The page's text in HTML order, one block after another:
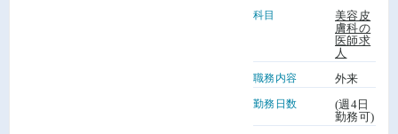
科目
美容皮
膚科の
医師求
人
職務内容 外来
勤務日数
(週4日
勤務可)